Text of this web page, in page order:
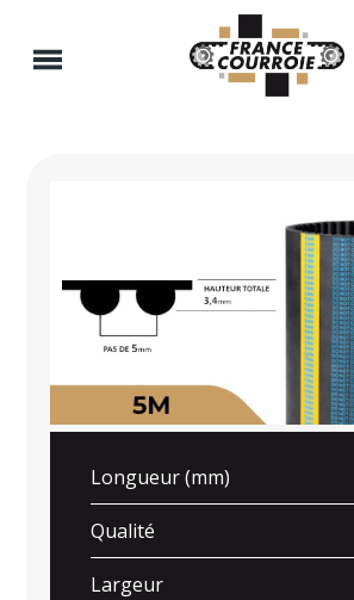
Longueur (mm)
Qualité
Largeur
Panneau de gestion des cookies